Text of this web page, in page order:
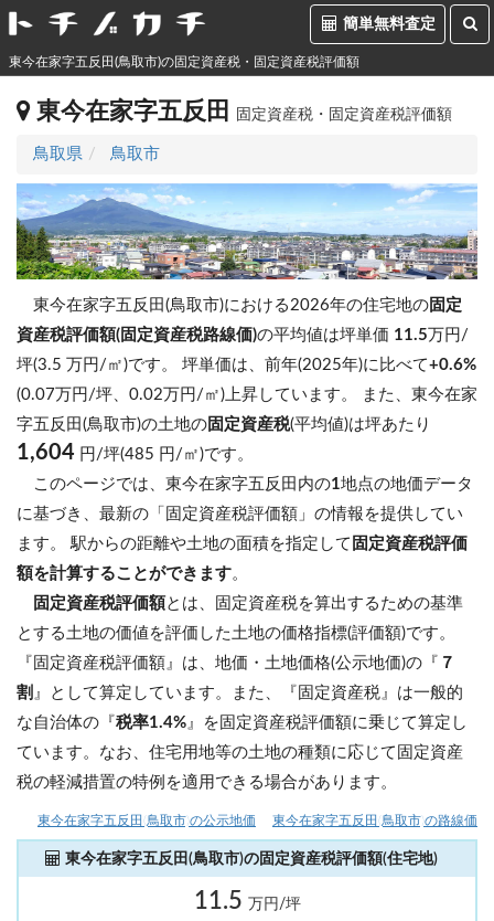
簡単無料査定
東今在家字五反田(鳥取市)の固定資産税・固定資産税評価額
東今在家字五反田 固定資産税・固定資産税評価額
鳥取県 鳥取市
東今在家字五反田(鳥取市)における2026年の住宅地の 固定
資産税評価額(固定資産税路線価)の平均値は坪単価 11.5万円/
坪(3.5 万円/㎡)です。 坪単価は、前年(2025年)に比べて+0.6%
(0.07万円/坪、0.02万円/㎡)上昇しています。
また、東今在家
字五反田(鳥取市)の土地の 固定資産税(平均値)は坪あたり
1,604 円/坪(485 円/㎡)です。
このページでは、東今在家字五反田内の1地点の地価データ
に基づき、最新の「固定資産税評価額」の情報を提供してい
ます。 駅からの距離や土地の面積を指定して 固定資産税評価
額を計算することができます。
固定資産税評価額とは、固定資産税を算出するための基準
とする土地の価値を評価した土地の価格指標(評価額)です。
『固定資産税評価額』は、地価・土地価格(公示地価)の『 ７
割 』として算定しています。また、『固定資産税』は一般的
な自治体の『税率1.4% 』を固定資産税評価額に乗じて算定し
ています。なお、住宅用地等の土地の種類に応じて固定資産
税の軽減措置の特例を適用できる場合があります。
東今在家字五反田(鳥取市)の公示地価 東今在家字五反田(鳥取市)の路線価
東今在家字五反田(鳥取市)の固定資産税評価額(住宅地)
11.5 万円/坪